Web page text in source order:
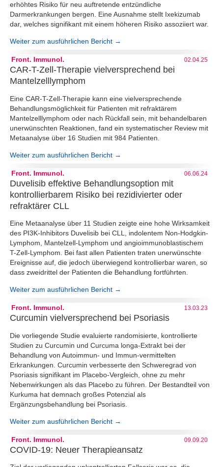
erhöhtes Risiko für neu auftretende entzündliche
Darmerkrankungen bergen. Eine Ausnahme stellt Ixekizumab
dar, welches signifikant mit einem höheren Risiko assoziiert war.
Weiter zum ausführlichen Bericht →
Front. Immunol. 02.04.25
CAR-T-Zell-Therapie vielversprechend bei
Mantelzelllymphom
Eine CAR-T-Zell-Therapie kann eine vielversprechende
Behandlungsmöglichkeit für Patienten mit refraktärem
Mantelzelllymphom oder nach Rückfall sein, mit behandelbaren
unerwünschten Reaktionen, fand ein systematischer Review mit
Metaanalyse über 16 Studien mit 984 Patienten.
Weiter zum ausführlichen Bericht →
Front. Immunol. 06.06.24
Duvelisib effektive Behandlungsoption mit
kontrollierbarem Risiko bei rezidivierter oder
refraktärer CLL
Eine Metaanalyse über 11 Studien zeigte eine hohe Wirksamkeit
des PI3K-Inhibitors Duvelisib bei CLL, indolentem Non-Hodgkin-
Lymphom, Mantelzell-Lymphom und angioimmunoblastischem
T-Zell-Lymphom. Bei fast allen Patienten traten unerwünschte
Ereignisse auf, die jedoch überwiegend kontrollierbar waren, so
dass zweidrittel der Patienten die Behandlung fortführten.
Weiter zum ausführlichen Bericht →
Front. Immunol. 13.03.23
Curcumin vielversprechend bei Psoriasis
Die vorliegende Studie evaluierte randomisierte, kontrollierte
Studien zu Curcumin und Curcuma longa-Extrakt bei der
Behandlung von Autoimmun- und Immun-vermittelten
Erkrankungen. Curcumin verbesserte den Schweregrad von
Psoriasis signifikant im Placebo-Vergleich, ohne zu mehr
Nebenwirkungen als das Placebo zu führen. Der Bestandteil von
Kurkuma hat demnach großes Potenzial als
Ergänzungsbehandlung bei Psoriasis.
Weiter zum ausführlichen Bericht →
Front. Immunol. 09.09.20
COVID-19: Neuer Therapieansatz